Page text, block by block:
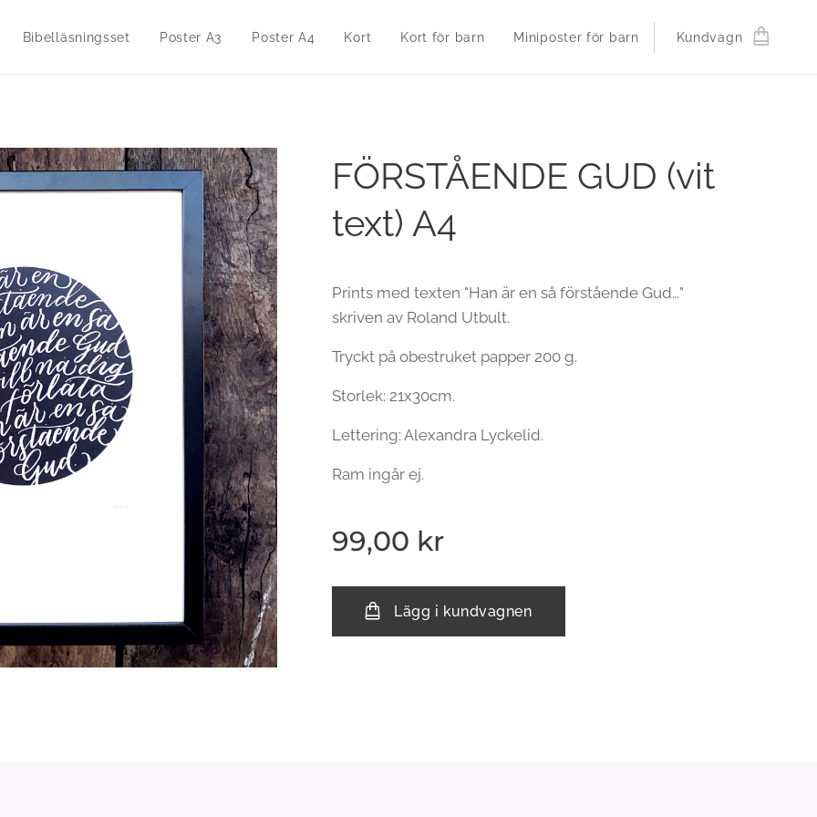
Bibelläsningsset Poster A3 Poster A4 Kort Kort för barn Miniposter för barn Kundvagn
FÖRSTÅENDE GUD (vit
text) A4
Prints med texten "Han är en så förstående Gud…"
skriven av Roland Utbult.
Tryckt på obestruket papper 200 g.
Storlek: 21x30cm.
Lettering: Alexandra Lyckelid.
Ram ingår ej.
99,00 kr
Lägg i kundvagnen